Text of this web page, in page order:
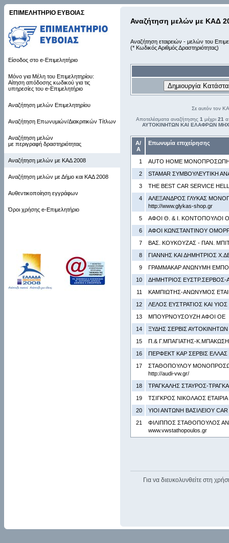
ΕΠΙΜΕΛΗΤΗΡΙΟ ΕΥΒΟΙΑΣ
Είσοδος στο e-Επιμελητήριο
Μόνο για Μέλη του Επιμελητηρίου:
Αίτηση απόδοσης κωδικού για τις
υπηρεσίες του e-Επιμελητήριο
Αναζήτηση μελών Επιμελητηρίου
Αναζήτηση Επωνυμιών/Διακριτικών Τίτλων
Αναζήτηση μελών
με περιγραφή δραστηριότητας
Αναζήτηση μελών με ΚΑΔ 2008
Αναζήτηση μελών με Δήμο και ΚΑΔ 2008
Αυθεντικοποίηση εγγράφων
Όροι χρήσης e-Επιμελητήριο
Αναζήτηση μελών με ΚΑΔ
Αναζήτηση εταιρειών - μελών του
(* Κωδικός Αριθμός Δραστηριότητας)
Σε αυτόν τον
Αποτελέσματα αναζήτησης 1 μέχρι 21
ΑΥΤΟΚΙΝΗΤΩΝ ΚΑΙ ΕΛΑΦΡΩΝ
Α/
Α
Επωνυμία επιχείρησης
1
AUTO HOME ΜΟΝΟΠΡΟΣΩΠΗ
2
STAMAR ΣΥΜΒΟΥΛΕΥΤΙΚΗ
3
THE BEST CAR SERVICE
4
ΑΛΕΞΑΝΔΡΟΣ ΓΛΥΚΑΣ
http://www.glykas-shop.gr
5
ΑΦΟΙ Θ. & Ι. ΚΟΝΤΟΠΟΥΛΟΙ
6
ΑΦΟΙ ΚΩΝΣΤΑΝΤΙΝΟΥ
7
ΒΑΣ. ΚΟΥΚΟΥΖΑΣ - ΠΑΝ.
8
ΓΙΑΝΝΗΣ ΚΑΙ ΔΗΜΗΤΡΙΟΣ
9
ΓΡΑΜΜΑΚΑΡ ΑΝΩΝΥΜΗ
10
ΔΗΜΗΤΡΙΟΣ
11
ΚΑΜΠΙΩΤΗΣ-ΑΝΩΝΥΜΟΣ
12
ΛΕΛΟΣ ΕΥΣΤΡΑΤΙΟΣ ΚΑΙ
13
ΜΠΟΥΡΝΟΥΣΟΥΖΗ ΑΦΟΙ ΟΕ
14
ΞΥΔΗΣ ΣΕΡΒΙΣ ΑΥΤΟΚΙΝΗΤΩΝ
15
Π.& Γ.ΜΠΑΓΙΑΤΗΣ-
16
ΠΕΡΦΕΚΤ ΚΑΡ ΣΕΡΒΙΣ ΕΛΛΑΣ
17
ΣΤΑΘΟΠΟΥΛΟΥ
http://audi-vw.gr/
18
ΤΡΑΓΚΑΛΗΣ ΣΤΑΥΡΟΣ-
19
ΤΣΙΓΚΡΟΣ ΝΙΚΟΛΑΟΣ
20
ΥΙΟΙ ΑΝΤΩΝΗ ΒΑΣΙΛΕΙΟΥ
21
ΦΙΛΙΠΠΟΣ ΣΤΑΘΟΠΟΥΛΟΣ
www.vwstathopoulos.gr
Για να διευκολυνθείτε στη